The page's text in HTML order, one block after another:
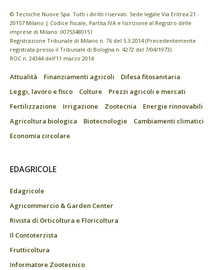
© Tecniche Nuove Spa. Tutti i diritti riservati. Sede legale Via Eritrea 21 -
20157 Milano | Codice fiscale, Partita IVA e Iscrizione al Registro delle
imprese di Milano: 00753480151
Registrazione Tribunale di Milano n. 76 del 5.3.2014 (Precedentemente
registrata presso il Tribunale di Bologna n. 4272 del 7/04/1973)
ROC n. 24344 dell’11 marzo 2014
Attualità Finanziamenti agricoli
Difesa fitosanitaria
Leggi, lavoro e fisco
Colture
Prezzi agricoli e mercati
Fertilizzazione
Irrigazione Zootecnia
Energie rinnovabili
Agricoltura biologica
Biotecnologie
Cambiamenti climatici
Economia circolare
EDAGRICOLE
Edagricole
Agricommercio & Garden Center
Rivista di Orticoltura e Floricoltura
Il Contoterzista
Frutticoltura
Informatore Zootecnico